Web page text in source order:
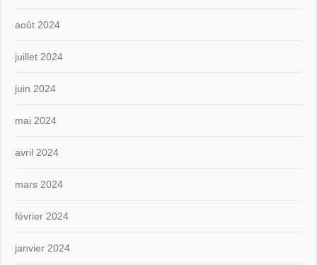
août 2024
juillet 2024
juin 2024
mai 2024
avril 2024
mars 2024
février 2024
janvier 2024